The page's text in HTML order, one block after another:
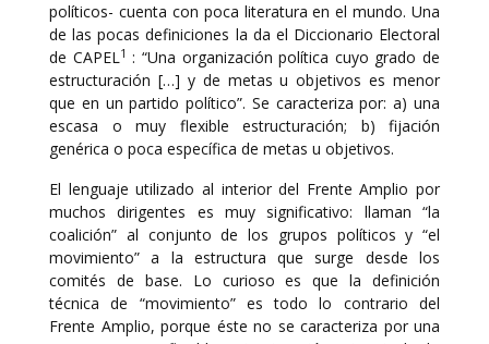
políticos- cuenta con poca literatura en el mundo. Una
de las pocas definiciones la da el Diccionario Electoral
de CAPEL1 : “Una organización política cuyo grado de
estructuración […] y de metas u objetivos es menor
que en un partido político”. Se caracteriza por: a) una
escasa o muy flexible estructuración; b) fijación
genérica o poca específica de metas u objetivos.
El lenguaje utilizado al interior del Frente Amplio por
muchos dirigentes es muy significativo: llaman “la
coalición” al conjunto de los grupos políticos y “el
movimiento” a la estructura que surge desde los
comités de base. Lo curioso es que la definición
técnica de “movimiento” es todo lo contrario del
Frente Amplio, porque éste no se caracteriza por una